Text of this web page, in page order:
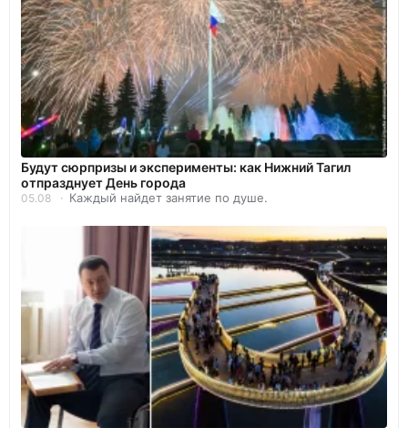
Будут сюрпризы и эксперименты: как Нижний Тагил
отпразднует День города
05.08 Каждый найдет занятие по душе.